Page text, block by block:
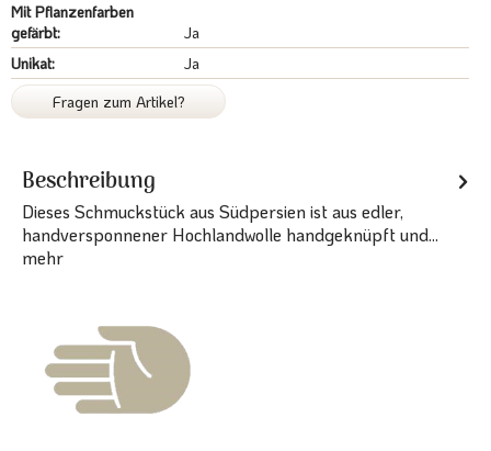
Mit Pflanzenfarben
gefärbt:
Ja
Unikat:
Ja
Fragen zum Artikel?
Beschreibung
Dieses Schmuckstück aus Südpersien ist aus edler,
handversponnener Hochlandwolle handgeknüpft und...
mehr